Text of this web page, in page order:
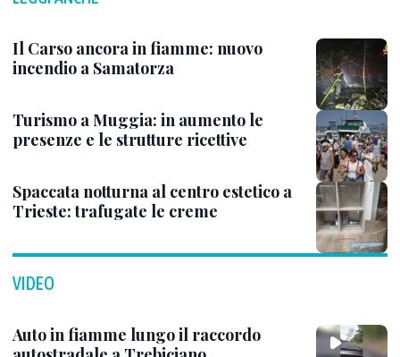
Il Carso ancora in fiamme: nuovo
incendio a Samatorza
Turismo a Muggia: in aumento le
presenze e le strutture ricettive
Spaccata notturna al centro estetico a
Trieste: trafugate le creme
VIDEO
Auto in fiamme lungo il raccordo